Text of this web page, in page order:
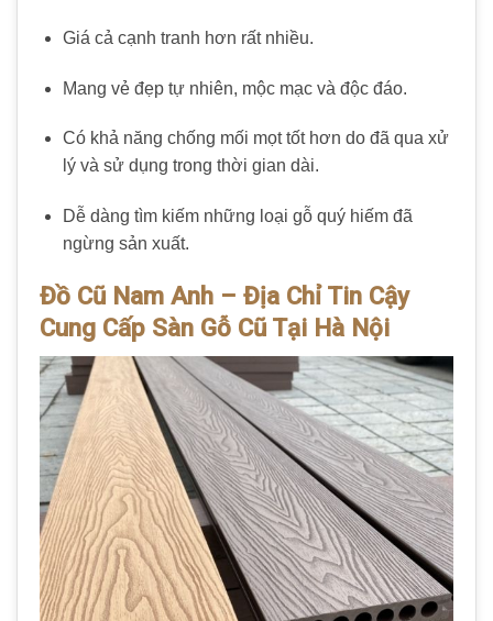
Giá cả cạnh tranh hơn rất nhiều.
Mang vẻ đẹp tự nhiên, mộc mạc và độc đáo.
Có khả năng chống mối mọt tốt hơn do đã qua xử
lý và sử dụng trong thời gian dài.
Dễ dàng tìm kiếm những loại gỗ quý hiếm đã
ngừng sản xuất.
Đồ Cũ Nam Anh – Địa Chỉ Tin Cậy
Cung Cấp Sàn Gỗ Cũ Tại Hà Nội